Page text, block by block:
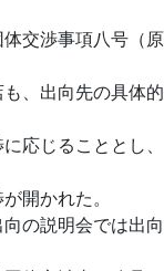
交渉事項八号（原
、出向先の具体的
応じることとし、
開かれた。
の説明会では出向